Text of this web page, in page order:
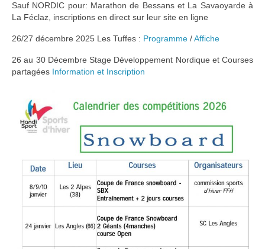
Sauf NORDIC pour: Marathon de Bessans et La Savaoyarde à
La Féclaz, inscriptions en direct sur leur site en ligne
26/27 décembre 2025 Les Tuffes : Programme /Affiche
26 au 30 Décembre Stage Développement Nordique et Courses
partagées Information et Inscription